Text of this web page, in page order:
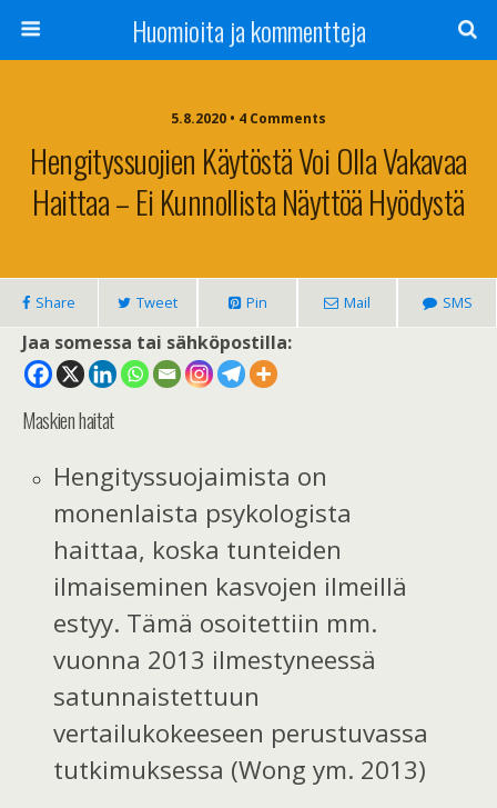
Huomioita ja kommentteja
5.8.2020 • 4 Comments
Hengityssuojien Käytöstä Voi Olla Vakavaa
Haittaa – Ei Kunnollista Näyttöä Hyödystä
Share Tweet Pin Mail SMS
Jaa somessa tai sähköpostilla:
Maskien haitat
Hengityssuojaimista on
monenlaista psykologista
haittaa, koska tunteiden
ilmaiseminen kasvojen ilmeillä
estyy. Tämä osoitettiin mm.
vuonna 2013 ilmestyneessä
satunnaistettuun
vertailukokeeseen perustuvassa
tutkimuksessa (Wong ym. 2013)